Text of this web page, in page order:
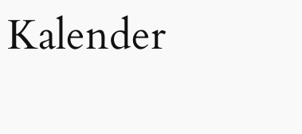
Kalender